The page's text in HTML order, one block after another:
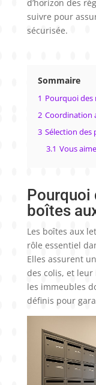
d’horizon des
suivre pour
sécurisée.
Sommaire
1 Pourquoi des
2 Coordination
3 Sélection des
3.1 Vous
Pourquoi
boîtes
Les boîtes aux
rôle essentiel
Elles assurent
des colis, et
les immeubles
définis pour